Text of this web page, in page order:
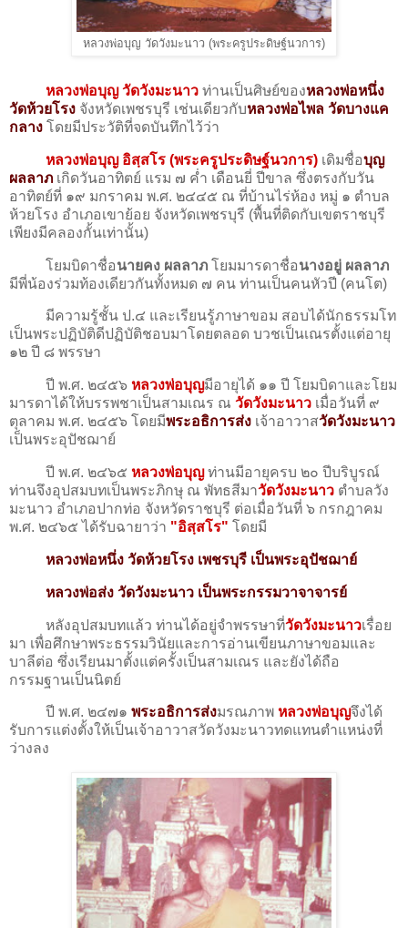
หลวงพ่อบุญ วัดวังมะนาว (พระครูประดิษฐ์นวการ)
หลวงพ่อบุญ วัดวังมะนาว ท่านเป็นศิษย์ของหลวงพ่อหนึ่ง
วัดห้วยโรง จังหวัดเพชรบุรี เช่นเดียวกับหลวงพ่อไพล วัดบางแค
กลาง โดยมีประวัติที่จดบันทึกไว้ว่า
หลวงพ่อบุญ อิสฺสโร (พระครูประดิษฐ์นวการ) เดิมชื่อบุญ
ผลลาภ เกิดวันอาทิตย์ แรม ๗ ค่ำ เดือนยี่ ปีขาล ซึ่งตรงกับวัน
อาทิตย์ที่ ๑๙ มกราคม พ.ศ. ๒๔๔๕ ณ ที่บ้านไร่ห้อง หมู่ ๑ ตำบล
ห้วยโรง อำเภอเขาย้อย จังหวัดเพชรบุรี (พื้นที่ติดกับเขตราชบุรี
เพียงมีคลองกั้นเท่านั้น)
โยมบิดาชื่อนายคง ผลลาภ โยมมารดาชื่อนางอยู่ ผลลาภ
มีพี่น้องร่วมท้องเดียวกันทั้งหมด ๗ คน ท่านเป็นคนหัวปี (คนโต)
มีความรู้ชั้น ป.๔ และเรียนรู้ภาษาขอม สอบได้นักธรรมโท
เป็นพระปฏิบัติดีปฏิบัติชอบมาโดยตลอด บวชเป็นเณรตั้งแต่อายุ
๑๒ ปี ๘ พรรษา
ปี พ.ศ. ๒๔๕๖ หลวงพ่อบุญมีอายุได้ ๑๑ ปี โยมบิดาและโยม
มารดาได้ให้บรรพชาเป็นสามเณร ณ วัดวังมะนาว เมื่อวันที่ ๙
ตุลาคม พ.ศ. ๒๔๕๖ โดยมีพระอธิการส่ง เจ้าอาวาสวัดวังมะนาว
เป็นพระอุปัชฌาย์
ปี พ.ศ. ๒๔๖๕ หลวงพ่อบุญท่านมีอายุครบ ๒๐ ปีบริบูรณ์
ท่านจึงอุปสมบทเป็นพระภิกษุ ณ พัทธสีมาวัดวังมะนาว ตำบลวัง
มะนาว อำเภอปากท่อ จังหวัดราชบุรี ต่อเมื่อวันที่ ๖ กรกฎาคม
พ.ศ. ๒๔๖๕ ได้รับฉายาว่า "อิสฺสโร" โดยมี
หลวงพ่อหนึ่ง วัดห้วยโรง เพชรบุรี เป็นพระอุปัชฌาย์
หลวงพ่อส่ง วัดวังมะนาว เป็นพระกรรมวาจาจารย์
หลังอุปสมบทแล้ว ท่านได้อยู่จำพรรษาที่วัดวังมะนาวเรื่อย
มา เพื่อศึกษาพระธรรมวินัยและการอ่านเขียนภาษาขอมและ
บาลีต่อ ซึ่งเรียนมาตั้งแต่ครั้งเป็นสามเณร และยังได้ถือ
กรรมฐานเป็นนิตย์
ปี พ.ศ. ๒๔๗๑ พระอธิการส่งมรณภาพ หลวงพ่อบุญจึงได้
รับการแต่งตั้งให้เป็นเจ้าอาวาสวัดวังมะนาวทดแทนตำแหน่งที่
ว่างลง